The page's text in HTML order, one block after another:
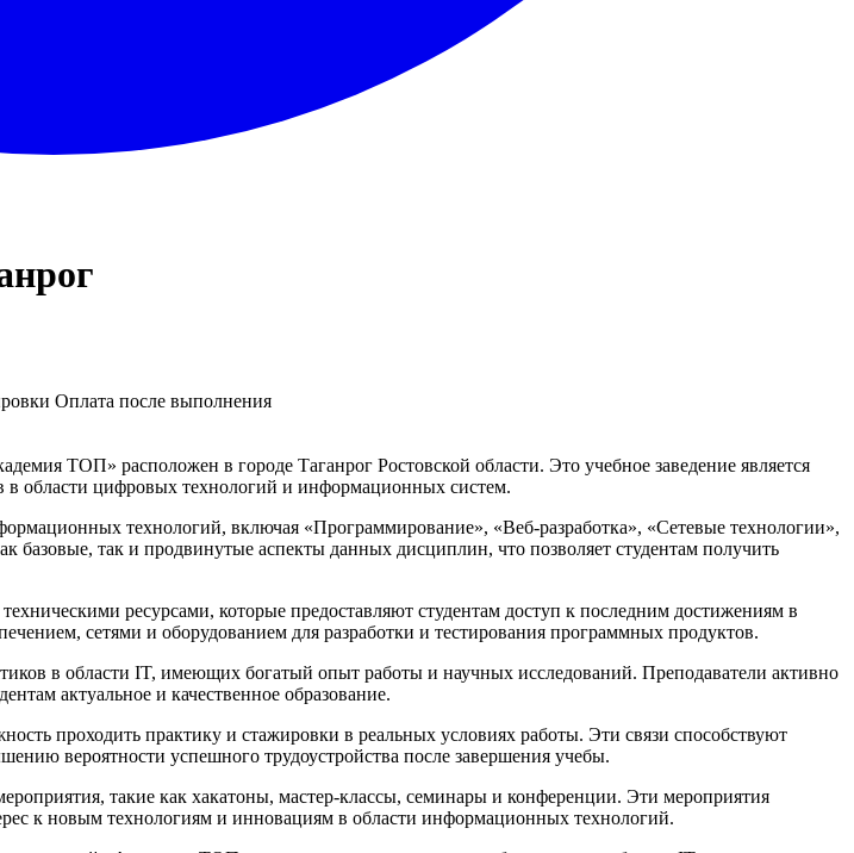
Оплата после выполнения
ТОП» расположен в городе Таганрог Ростовской области. Это учебное заведение является
в области цифровых технологий и информационных систем.
технологий, включая «Программирование», «Веб-разработка», «Сетевые технологии»,
так и продвинутые аспекты данных дисциплин, что позволяет студентам получить
ресурсами, которые предоставляют студентам доступ к последним достижениям в
сетями и оборудованием для разработки и тестирования программных продуктов.
в области IT, имеющих богатый опыт работы и научных исследований. Преподаватели активно
актуальное и качественное образование.
проходить практику и стажировки в реальных условиях работы. Эти связи способствуют
вероятности успешного трудоустройства после завершения учебы.
такие как хакатоны, мастер-классы, семинары и конференции. Эти мероприятия
к новым технологиям и инновациям в области информационных технологий.